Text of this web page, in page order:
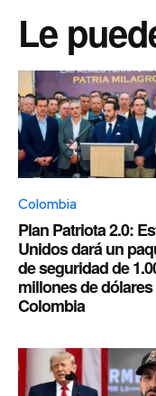
Le
Colombia
Plan Patriota 2.0:
Unidos dará un
de seguridad de
millones de dólares
Colombia